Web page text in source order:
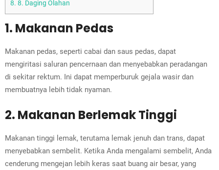
8. 8. Daging Olahan
1. Makanan Pedas
Makanan pedas, seperti cabai dan saus pedas, dapat
mengiritasi saluran pencernaan dan menyebabkan peradangan
di sekitar rektum. Ini dapat memperburuk gejala wasir dan
membuatnya lebih tidak nyaman.
2. Makanan Berlemak Tinggi
Makanan tinggi lemak, terutama lemak jenuh dan trans, dapat
menyebabkan sembelit. Ketika Anda mengalami sembelit, Anda
cenderung mengejan lebih keras saat buang air besar, yang